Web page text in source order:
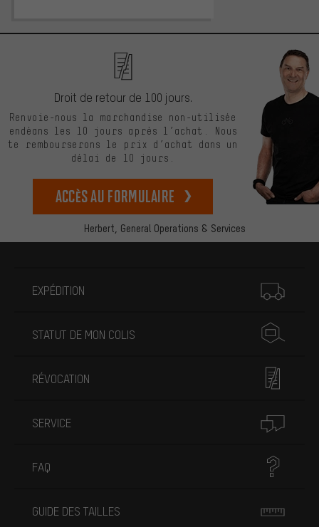
Herbert, General Operations & Services
Droit de retour de 100 jours.
Renvoie-nous la marchandise non-utilisée
endéans les 10 jours après l’achat. Nous
te rembourserons le prix d’achat dans un
délai de 10 jours.
Accès au formulaire
EXPÉDITION
STATUT DE MON COLIS
RÉVOCATION
SERVICE
FAQ
GUIDE DES TAILLES